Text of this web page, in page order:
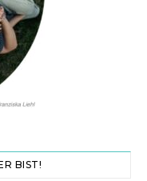
BIST!